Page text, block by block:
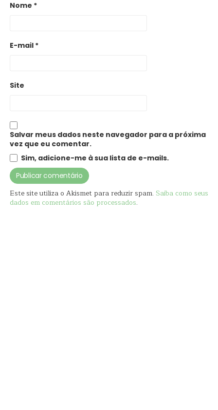
Nome *
E-mail *
Site
Salvar meus dados neste navegador para a próxima
vez que eu comentar.
Sim, adicione-me à sua lista de e-mails.
Este site utiliza o Akismet para reduzir spam. Saiba como seus
dados em comentários são processados.